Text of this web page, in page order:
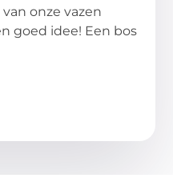
onze vazen
goed idee! Een bos